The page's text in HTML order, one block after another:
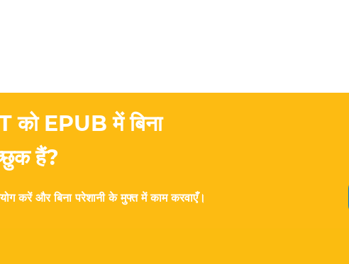
को EPUB में बिना
हैं?
करें और बिना परेशानी के मुफ्त में काम करवाएँ।